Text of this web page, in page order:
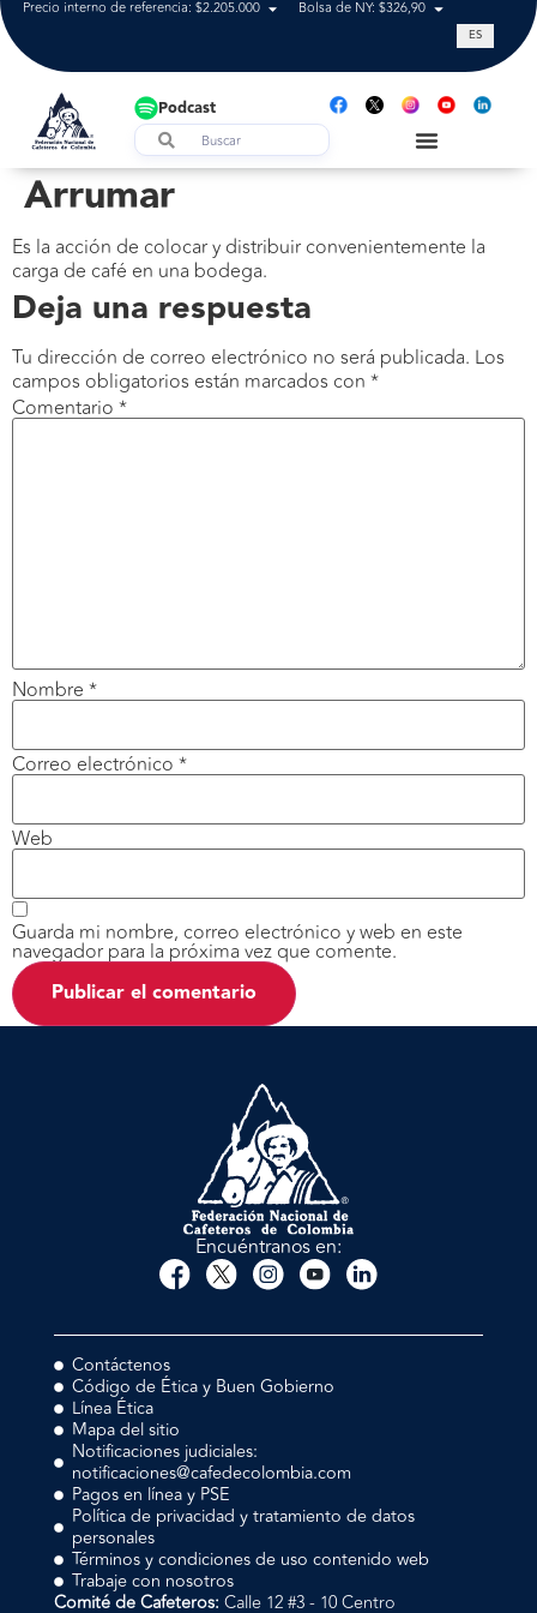
Precio interno de referencia: $2.205.000 Bolsa de NY: $326,90 Tasa de
ES
Podcast
Arrumar
Es la acción de colocar y distribuir convenientemente la
carga de café en una bodega.
Deja una respuesta
Tu dirección de correo electrónico no será publicada. Los
campos obligatorios están marcados con *
Comentario *
Nombre *
Correo electrónico *
Web
Guarda mi nombre, correo electrónico y web en este
navegador para la próxima vez que comente.
Encuéntranos en:
Contáctenos
Código de Ética y Buen Gobierno
Línea Ética
Mapa del sitio
Notificaciones judiciales:
notificaciones@cafedecolombia.com
Pagos en línea y PSE
Política de privacidad y tratamiento de datos
personales
Términos y condiciones de uso contenido web
Trabaje con nosotros
Comité de Cafeteros: Calle 12 #3 - 10 Centro